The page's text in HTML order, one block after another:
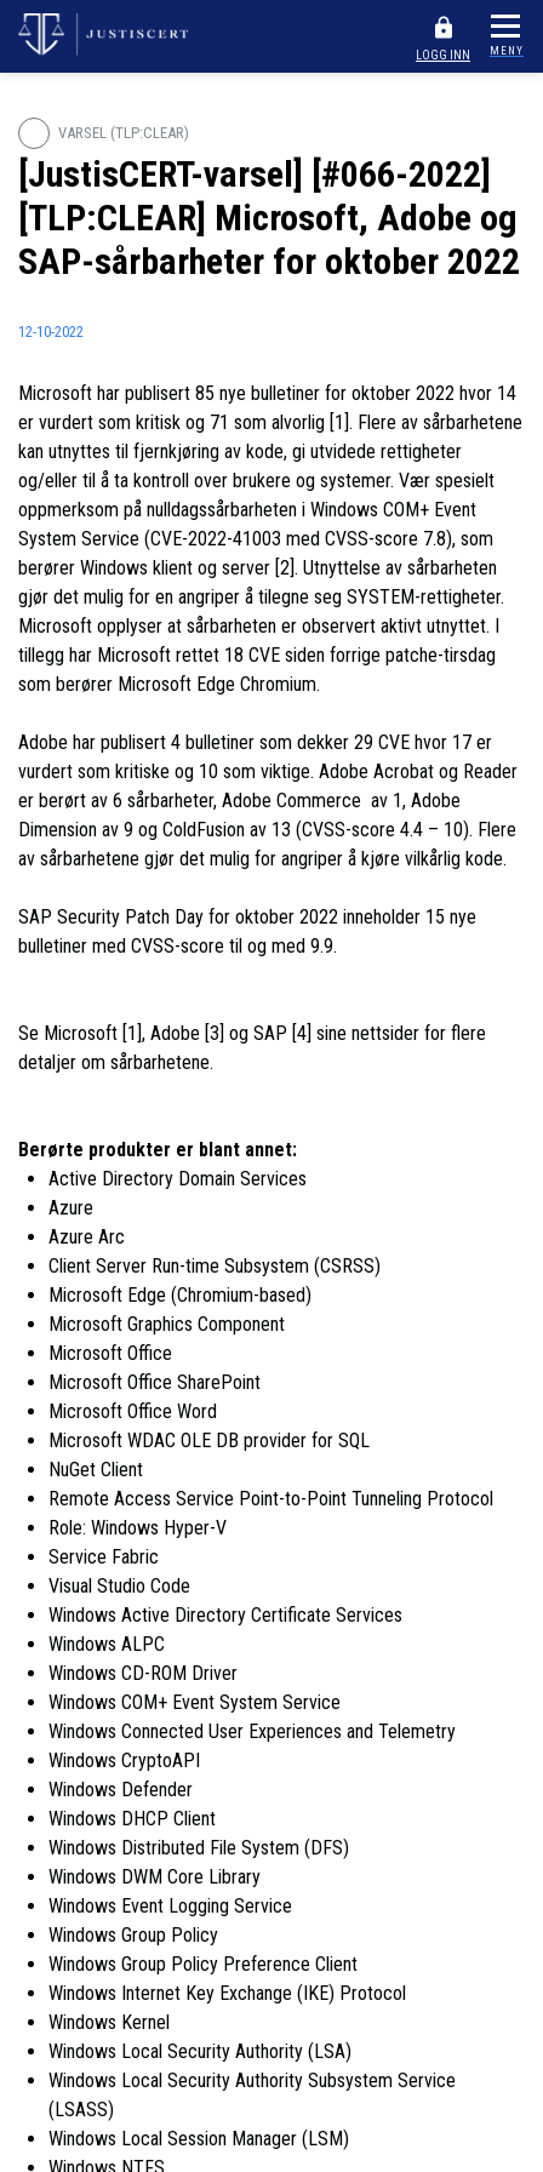
LOGG INN MENY
VARSEL (TLP:CLEAR)
[JustisCERT-varsel] [#066-2022]
[TLP:CLEAR] Microsoft, Adobe og
SAP-sårbarheter for oktober 2022
12-10-2022
Microsoft har publisert 85 nye bulletiner for oktober 2022 hvor 14
er vurdert som kritisk og 71 som alvorlig [1]. Flere av sårbarhetene
kan utnyttes til fjernkjøring av kode, gi utvidede rettigheter
og/eller til å ta kontroll over brukere og systemer. Vær spesielt
oppmerksom på nulldagssårbarheten i Windows COM+ Event
System Service (CVE-2022-41003 med CVSS-score 7.8), som
berører Windows klient og server [2]. Utnyttelse av sårbarheten
gjør det mulig for en angriper å tilegne seg SYSTEM-rettigheter.
Microsoft opplyser at sårbarheten er observert aktivt utnyttet. I
tillegg har Microsoft rettet 18 CVE siden forrige patche-tirsdag
som berører Microsoft Edge Chromium.
Adobe har publisert 4 bulletiner som dekker 29 CVE hvor 17 er
vurdert som kritiske og 10 som viktige. Adobe Acrobat og Reader
er berørt av 6 sårbarheter, Adobe Commerce av 1, Adobe
Dimension av 9 og ColdFusion av 13 (CVSS-score 4.4 – 10). Flere
av sårbarhetene gjør det mulig for angriper å kjøre vilkårlig kode.
SAP Security Patch Day for oktober 2022 inneholder 15 nye
bulletiner med CVSS-score til og med 9.9.
Se Microsoft [1], Adobe [3] og SAP [4] sine nettsider for flere
detaljer om sårbarhetene.
Berørte produkter er blant annet:
Active Directory Domain Services
Azure
Azure Arc
Client Server Run-time Subsystem (CSRSS)
Microsoft Edge (Chromium-based)
Microsoft Graphics Component
Microsoft Office
Microsoft Office SharePoint
Microsoft Office Word
Microsoft WDAC OLE DB provider for SQL
NuGet Client
Remote Access Service Point-to-Point Tunneling Protocol
Role: Windows Hyper-V
Service Fabric
Visual Studio Code
Windows Active Directory Certificate Services
Windows ALPC
Windows CD-ROM Driver
Windows COM+ Event System Service
Windows Connected User Experiences and Telemetry
Windows CryptoAPI
Windows Defender
Windows DHCP Client
Windows Distributed File System (DFS)
Windows DWM Core Library
Windows Event Logging Service
Windows Group Policy
Windows Group Policy Preference Client
Windows Internet Key Exchange (IKE) Protocol
Windows Kernel
Windows Local Security Authority (LSA)
Windows Local Security Authority Subsystem Service
(LSASS)
Windows Local Session Manager (LSM)